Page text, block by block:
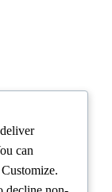
can
Customize.